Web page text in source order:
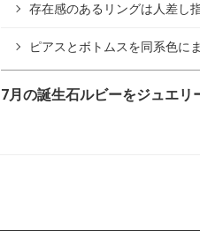
存在感のあるリングは人差し
ピアスとボトムスを同系色に
7月の誕生石ルビーをジュエリ